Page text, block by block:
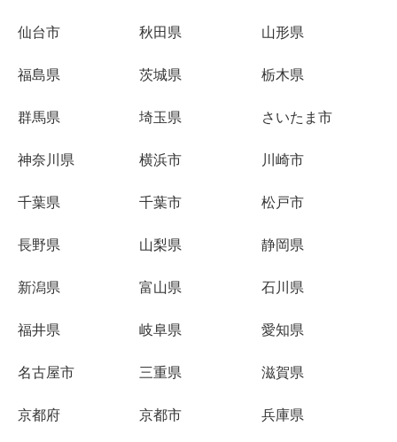
仙台市 秋田県 山形県
福島県 茨城県 栃木県
群馬県 埼玉県 さいたま市
神奈川県 横浜市 川崎市
千葉県 千葉市 松戸市
長野県 山梨県 静岡県
新潟県 富山県 石川県
福井県 岐阜県 愛知県
名古屋市 三重県 滋賀県
京都府 京都市 兵庫県